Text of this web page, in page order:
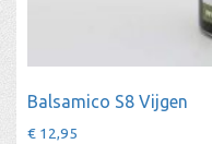
Balsamico S8 Vijgen
€ 12,95